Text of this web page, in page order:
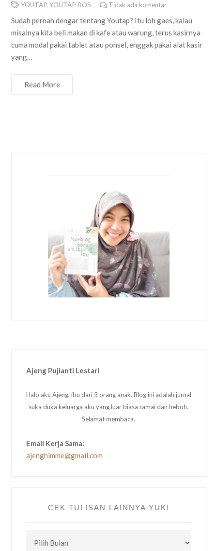
YOUTAP, YOUTAP BOS Tidak ada komentar
Sudah pernah dengar tentang Youtap? Itu loh gaes, kalau
misalnya kita beli makan di kafe atau warung, terus kasirnya
cuma modal pakai tablet atau ponsel, enggak pakai alat kasir
yang…
Read More
Ajeng Pujianti Lestari
Halo aku Ajeng, ibu dari 3 orang anak. Blog ini adalah jurnal
suka duka keluarga aku yang luar biasa ramai dan heboh.
Selamat membaca.
Email Kerja Sama:
ajenghimme@gmail.com
CEK TULISAN LAINNYA YUK!
TULISAN